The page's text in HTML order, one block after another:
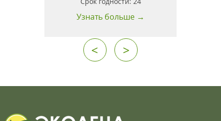
Узнать больше →
< >